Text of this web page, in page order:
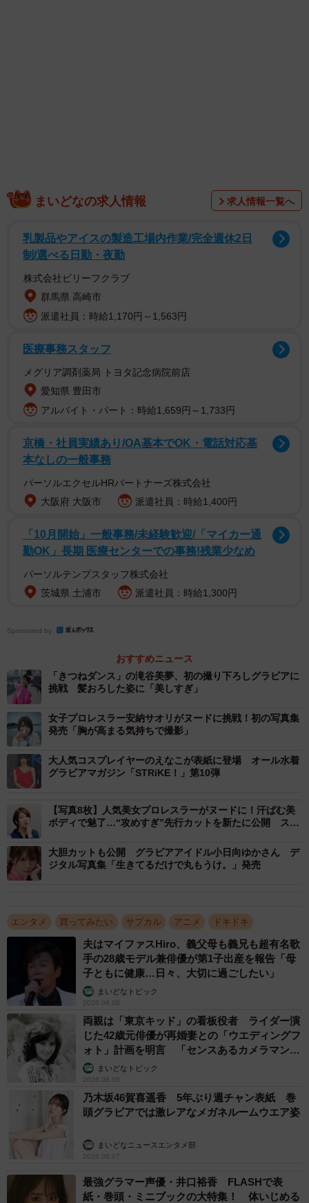
いろなキャラクター、いろいろなシチュエーションで撮影
あったら面白いよねってアイデアを出し合って、作りたい
ものを作りました。私やバキが好きな人は『お！』と驚く
シーンがたくさんあります、知らない人もなんだろうと興
味の持てるシーンばかりです。あなただけのお気に入りの
カットが絶対あるはずなので見つけてくださいッ！」とコ
2/4
「刃牙」シリーズは累計発行部数8500万部。ムック本限定
格闘少年バキが“男”を賭けて挑むもうひとつの闘い「バキ
SAGA」をえなこさんが再現。バキSAGA屈指の名場面であ
る散乱したティッシュのコマも掲載されています。
「えなこ×刃牙 えなこ道」（撮影：小池伸一郎）
タイトル：「えなこ×刃牙 えなこ道」
まいどなの求人情報 求人情報一覧へ
乳製品やアイスの製造工場内作業/完全週休2日
制/選べる日勤・夜勤
株式会社ビリーフクラブ
群馬県 高崎市
派遣社員：時給1,170円～1,563円
医療事務スタッフ
メグリア調剤薬局 トヨタ記念病院前店
愛知県 豊田市
アルバイト・パート：時給1,659円～1,733円
京橋・社員実績あり/OA基本でOK・電話対応基
本なしの一般事務
パーソルエクセルHRパートナーズ株式会社
大阪府 大阪市
派遣社員：時給1,400円
「10月開始」一般事務/未経験歓迎/「マイカー通
勤OK」長期 医療センターでの事務!残業少なめ
パーソルテンプスタッフ株式会社
茨城県 土浦市
派遣社員：時給1,300円
Sponsored by
おすすめニュース
「きつねダンス」の滝谷美夢、初の撮り下ろしグラビアに
挑戦 髪おろした姿に「美しすぎ」
女子プロレスラー安納サオリがヌードに挑戦！初の写真集
発売「胸が高まる気持ちで撮影」
大人気コスプレイヤーのえなこが表紙に登場 オール水着
グラビアマガジン「STRiKE！」第10弾
【写真8枚】人気美女プロレスラーがヌードに！汗ばむ美
ボディで魅了…“攻めすぎ”先行カットを新たに公開 スタ
大胆カットも公開 グラビアアイドル小日向ゆかさん デ
ジタル写真集「生きてるだけで丸もうけ。」発売
エンタメ 買ってみたい サブカル アニメ ドキドキ
夫はマイファスHiro、義父母も義兄も超有名歌
手の28歳モデル兼俳優が第1子出産を報告「母
子ともに健康…日々、大切に過ごしたい」
まいどなトピック
2026.08.08
両親は「東京キッド」の看板役者 ライダー演
じた42歳元俳優が再婚妻との「ウエディングフ
ォト」計画を明言 「センスあるカメラマン求
む」まいどなトピック
2026.08.08
乃木坂46賀喜遥香 5年ぶり週チャン表紙 巻
頭グラビアでは激レアなメガネルームウエア姿
まいどなニュースエンタメ部
2026.08.07
最強グラマー声優・井口裕香 FLASHで表
紙・巻頭・ミニブックの大特集！ 体いじめる